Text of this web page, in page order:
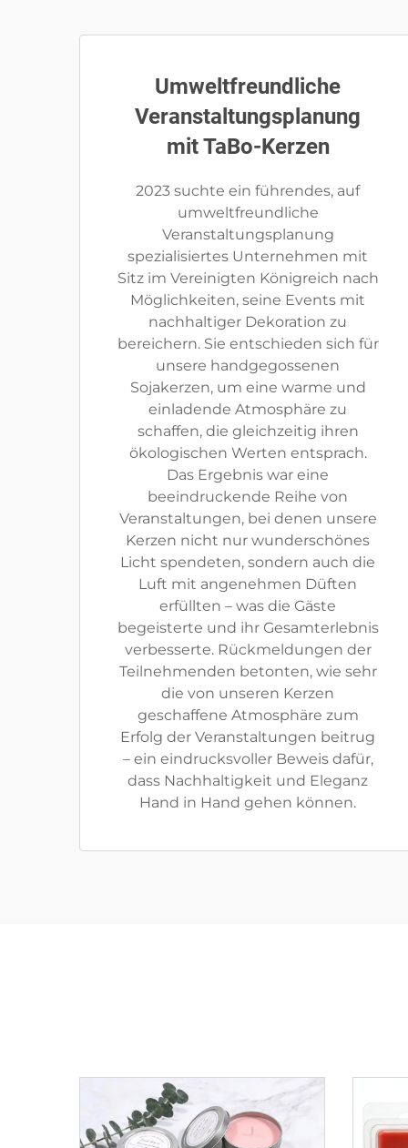
Umweltfreundliche
Veranstaltungsplanung
mit TaBo-Kerzen
2023 suchte ein führendes, auf
umweltfreundliche
Veranstaltungsplanung
spezialisiertes Unternehmen mit
Sitz im Vereinigten Königreich nach
Möglichkeiten, seine Events mit
nachhaltiger Dekoration zu
bereichern. Sie entschieden sich für
unsere handgegossenen
Sojakerzen, um eine warme und
einladende Atmosphäre zu
schaffen, die gleichzeitig ihren
ökologischen Werten entsprach.
Das Ergebnis war eine
beeindruckende Reihe von
Veranstaltungen, bei denen unsere
Kerzen nicht nur wunderschönes
Licht spendeten, sondern auch die
Luft mit angenehmen Düften
erfüllten – was die Gäste
begeisterte und ihr Gesamterlebnis
verbesserte. Rückmeldungen der
Teilnehmenden betonten, wie sehr
die von unseren Kerzen
geschaffene Atmosphäre zum
Erfolg der Veranstaltungen beitrug
– ein eindrucksvoller Beweis dafür,
dass Nachhaltigkeit und Eleganz
Hand in Hand gehen können.